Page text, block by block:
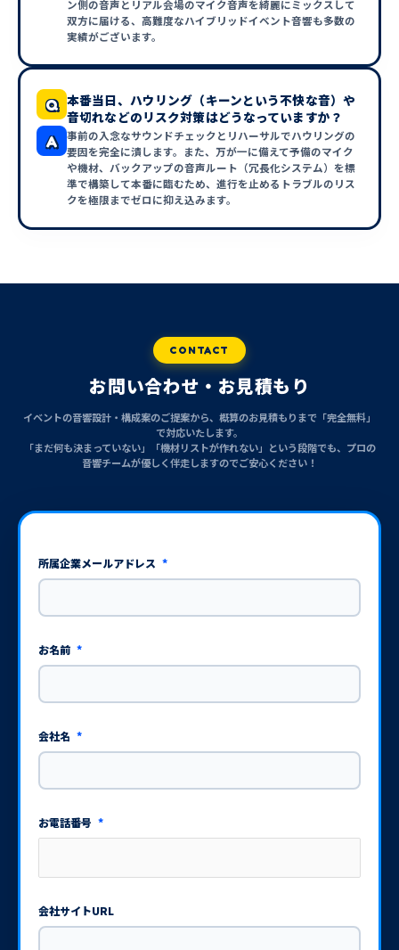
ン側の音声とリアル会場のマイク音声を綺麗にミックスして
双方に届ける、高難度なハイブリッドイベント音響も多数の
実績がございます。
Q 本番当日、ハウリング（キーンという不快な音）や
音切れなどのリスク対策はどうなっていますか？
A
事前の入念なサウンドチェックとリハーサルでハウリングの
要因を完全に潰します。また、万が一に備えて予備のマイク
や機材、バックアップの音声ルート（冗長化システム）を標
準で構築して本番に臨むため、進行を止めるトラブルのリス
クを極限までゼロに抑え込みます。
CONTACT
お問い合わせ・お見積もり
イベントの音響設計・構成案のご提案から、概算のお見積もりまで「完全無料」
で対応いたします。
「まだ何も決まっていない」「機材リストが作れない」という段階でも、プロの
音響チームが優しく伴走しますのでご安心ください！
所属企業メールアドレス *
お名前 *
会社名 *
お電話番号 *
会社サイトURL